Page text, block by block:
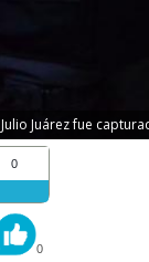
Julio Juárez fue
0
0